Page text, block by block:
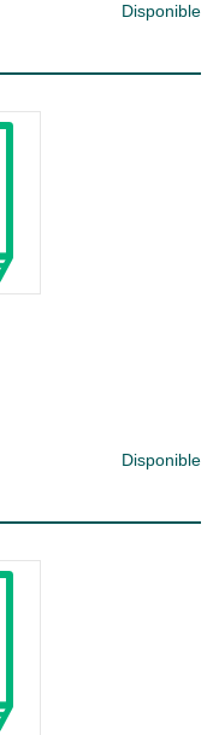
Disponible
Disponible